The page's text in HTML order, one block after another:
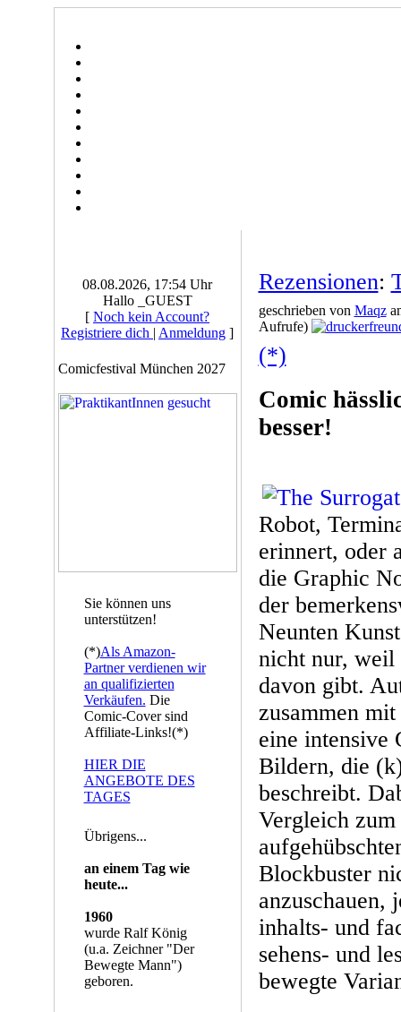
08.08.2026, 17:54 Uhr
Hallo _GUEST
[ Noch kein Account?
Registriere dich | Anmeldung ]
Comicfestival München 2027
Sie können uns
unterstützen!
(*)Als Amazon-
Partner verdienen wir
an qualifizierten
Verkäufen. Die
Comic-Cover sind
Affiliate-Links!(*)
HIER DIE
ANGEBOTE DES
TAGES
Übrigens...
an einem Tag wie
heute...
1960
wurde Ralf König
(u.a. Zeichner "Der
Bewegte Mann")
geboren.
Rezensionen:
geschrieben von Maqz
Aufrufe)
(*)
Comic
besser!
Robot,
erinnert, oder
die Graphic
der
Neunten
nicht nur, weil
davon gibt.
zusammen
eine intensive
Bildern, die
beschreibt.
Vergleich zum
Blockbuster
anzuschauen,
inhalts- und
sehens- und
bewegte